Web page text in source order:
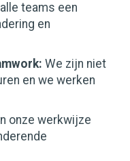
teams een
en
We zijn niet
en we werken
onze werkwijze